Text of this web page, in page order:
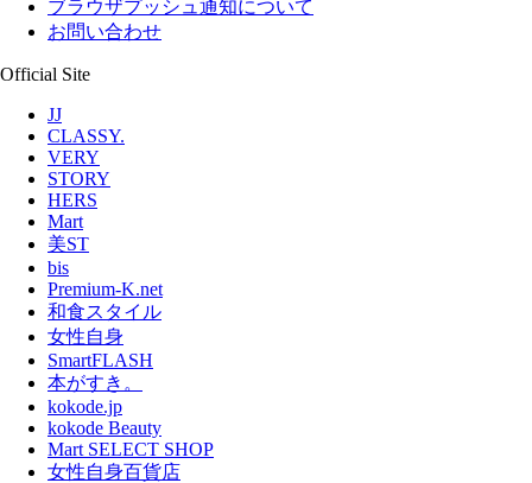
ブラウザプッシュ通知について
お問い合わせ
Official Site
JJ
CLASSY.
VERY
STORY
HERS
Mart
美ST
bis
Premium-K.net
和食スタイル
女性自身
SmartFLASH
本がすき。
kokode.jp
kokode Beauty
Mart SELECT SHOP
女性自身百貨店